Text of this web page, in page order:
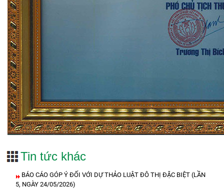
Tin tức khác
BÁO CÁO GÓP Ý ĐỐI VỚI DỰ THẢO LUẬT ĐÔ THỊ ĐẶC BIỆT (LẦN
5, NGÀY 24/05/2026)